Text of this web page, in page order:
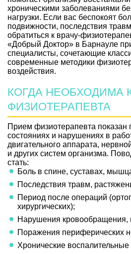
хроническими заболеваниями
нагрузки. Если вас беспокоят
подвижности, последствия
обратиться к врачу-
«Добрый Доктор» в Барнауле
специалисты, сочетающие
современные методики
воздействия.
КОГДА НЕОБХОДИМА
ФИЗИОТЕРАПЕВТА
Прием физиотерапевта показан
состояниях и нарушениях в
двигательного аппарата,
и других систем организма.
стать:
Боль в спине, суставах,
Последствия травм,
Период после операций
хирургических);
Нарушения кровообращения,
Поражения периферических
Хронические